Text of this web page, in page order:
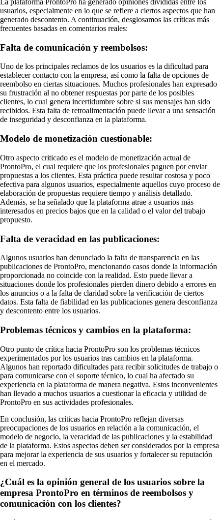
La plataforma ProntoPro ha generado opiniones divididas entre los
usuarios, especialmente en lo que se refiere a ciertos aspectos que han
generado descontento. A continuación, desglosamos las críticas más
frecuentes basadas en comentarios reales:
Falta de comunicación y reembolsos:
Uno de los principales reclamos de los usuarios es la dificultad para
establecer contacto con la empresa, así como la falta de opciones de
reembolso en ciertas situaciones. Muchos profesionales han expresado
su frustración al no obtener respuestas por parte de los posibles
clientes, lo cual genera incertidumbre sobre si sus mensajes han sido
recibidos. Esta falta de retroalimentación puede llevar a una sensación
de inseguridad y desconfianza en la plataforma.
Modelo de monetización cuestionable:
Otro aspecto criticado es el modelo de monetización actual de
ProntoPro, el cual requiere que los profesionales paguen por enviar
propuestas a los clientes. Esta práctica puede resultar costosa y poco
efectiva para algunos usuarios, especialmente aquellos cuyo proceso de
elaboración de propuestas requiere tiempo y análisis detallado.
Además, se ha señalado que la plataforma atrae a usuarios más
interesados en precios bajos que en la calidad o el valor del trabajo
propuesto.
Falta de veracidad en las publicaciones:
Algunos usuarios han denunciado la falta de transparencia en las
publicaciones de ProntoPro, mencionando casos donde la información
proporcionada no coincide con la realidad. Esto puede llevar a
situaciones donde los profesionales pierden dinero debido a errores en
los anuncios o a la falta de claridad sobre la verificación de ciertos
datos. Esta falta de fiabilidad en las publicaciones genera desconfianza
y descontento entre los usuarios.
Problemas técnicos y cambios en la plataforma:
Otro punto de crítica hacia ProntoPro son los problemas técnicos
experimentados por los usuarios tras cambios en la plataforma.
Algunos han reportado dificultades para recibir solicitudes de trabajo o
para comunicarse con el soporte técnico, lo cual ha afectado su
experiencia en la plataforma de manera negativa. Estos inconvenientes
han llevado a muchos usuarios a cuestionar la eficacia y utilidad de
ProntoPro en sus actividades profesionales.
En conclusión, las críticas hacia ProntoPro reflejan diversas
preocupaciones de los usuarios en relación a la comunicación, el
modelo de negocio, la veracidad de las publicaciones y la estabilidad
de la plataforma. Estos aspectos deben ser considerados por la empresa
para mejorar la experiencia de sus usuarios y fortalecer su reputación
en el mercado.
¿Cuál es la opinión general de los usuarios sobre la
empresa ProntoPro en términos de reembolsos y
comunicación con los clientes?